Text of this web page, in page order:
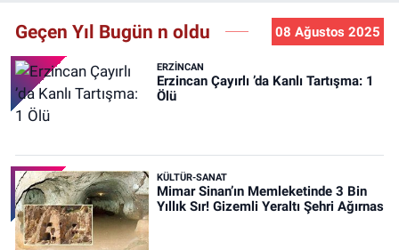
Geçen Yıl Bugün n oldu 08 Ağustos 2025
ERZINCAN
Erzincan Çayırlı ’da Kanlı Tartışma: 1
Ölü
KÜLTÜR-SANAT
Mimar Sinan’ın Memleketinde 3 Bin
Yıllık Sır! Gizemli Yeraltı Şehri Ağırnas